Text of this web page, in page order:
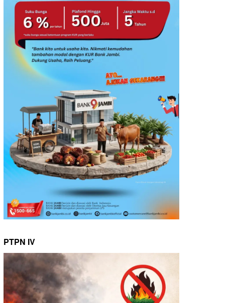
PTPN IV